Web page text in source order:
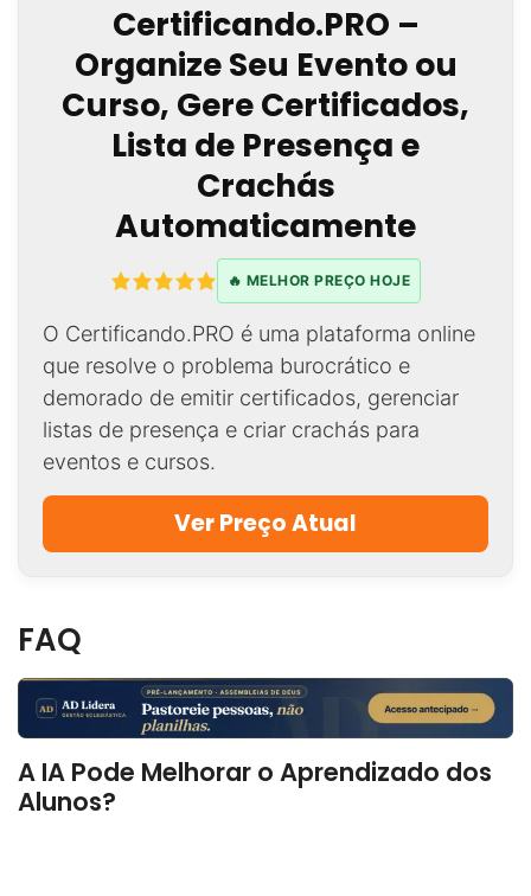
Certificando.PRO –
Organize Seu Evento ou
Curso, Gere Certificados,
Lista de Presença e
Crachás
Automaticamente
🔥 MELHOR PREÇO HOJE
O Certificando.PRO é uma plataforma online
que resolve o problema burocrático e
demorado de emitir certificados, gerenciar
listas de presença e criar crachás para
eventos e cursos.
Ver Preço Atual
FAQ
A IA Pode Melhorar o Aprendizado dos
Alunos?